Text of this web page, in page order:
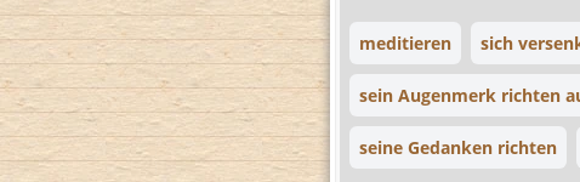
meditieren sich
sein Augenmerk richten
seine Gedanken richten